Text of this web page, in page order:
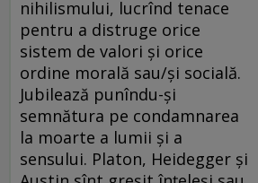
nihilismului, lucrînd tenace
pentru a distruge orice
sistem de valori şi orice
ordine morală sau/şi socială.
Jubilează punîndu-şi
semnătura pe condamnarea
la moarte a lumii şi a
sensului. Platon, Heidegger şi